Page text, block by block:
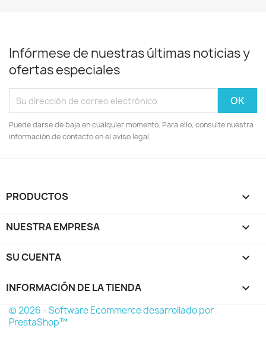
Infórmese de nuestras últimas noticias y
ofertas especiales
Puede darse de baja en cualquier momento. Para ello, consulte nuestra
información de contacto en el aviso legal.
PRODUCTOS 
NUESTRA EMPRESA 
SU CUENTA 
INFORMACIÓN DE LA TIENDA keyboard_arrow_down
© 2026 - Software Ecommerce desarrollado por
PrestaShop™